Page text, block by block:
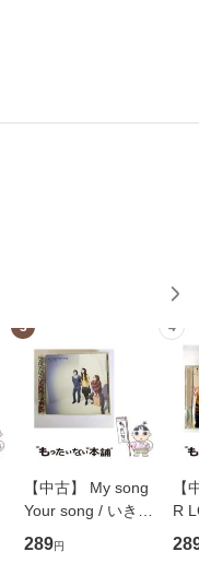
3
【中古】 My song
Your song / いきも
のがかり / [CD]
【メール便送料無
289円
4
【
R
産